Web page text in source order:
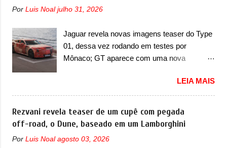
possuem projetores em LED e uma parte
na parte superior dos faróis. Essas luzes se
conectam entre si por meio de uma barra em
LED que passa abaixo da barra prateada que
configuração de lançamento do SUV, de seis
(2+2+2). Agora, o maior SUV da marca será
vendido com uma configuração padrão, de
cinco lugares (2+3), que entrou em regime de
lançamento para breve. Além disso, a marca
divulgou as primeiras imagens do interior
com a nova configuração. A principal
mudança fica por conta da segunda fila de
bancos, que perde as poltronas individuais
Por Luis Noal julho 31, 2026
Jaguar revela novas imagens teaser do Type
01, dessa vez rodando em testes por
Mônaco; GT aparece com uma nova
apresentou as novas imagens teaser do Type
01 em testes pelas ruas de Mônaco. O
modelo continua rodando em testes e chegou
no principado para o E-Prix de Fórmula E,
como apoio a equipe da Jaguar na
competição. O elétrico aproveitou para
LEIA MAIS
Rezvani revela teaser de um cupê com pegada
off-road, o Dune, baseado em um Lamborghini
Por Luis Noal agosto 03, 2026